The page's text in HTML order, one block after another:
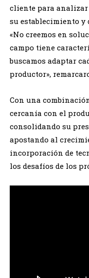
cliente para analizar
su establecimiento y
«No creemos en
campo tiene
buscamos adaptar
productor»,
Con una
cercanía con el
consolidando su
apostando al
incorporación de
los desafíos de los